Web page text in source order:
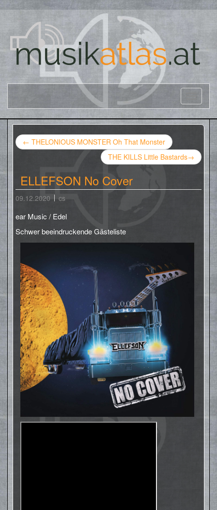
← THELONIOUS MONSTER Oh That Monster
THE KILLS Little Bastards→
ELLEFSON No Cover
09.12.2020 cs
ear Music / Edel
Schwer beeindruckende Gästeliste